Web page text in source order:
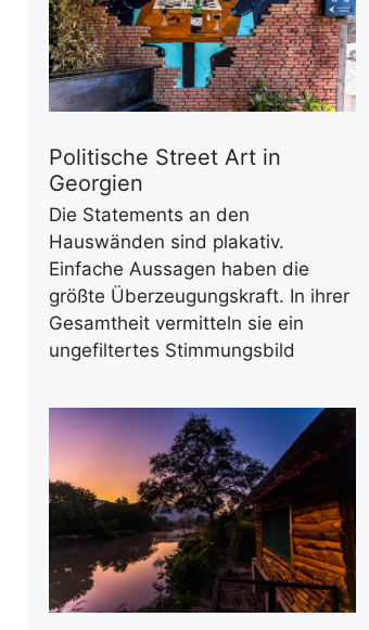
Politische Street Art in
Georgien
Die Statements an den
Hauswänden sind plakativ.
Einfache Aussagen haben die
größte Überzeugungskraft. In ihrer
Gesamtheit vermitteln sie ein
ungefiltertes Stimmungsbild